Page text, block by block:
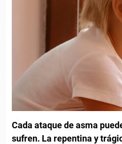
Cada ataque de asma
sufren. La repentina y